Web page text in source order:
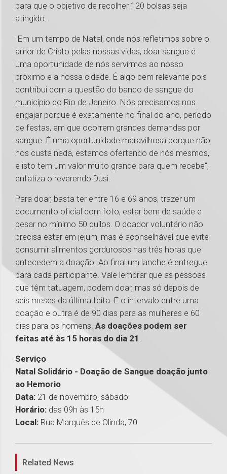
para que o objetivo de recolher 120 bolsas seja
atingido.
"Em um tempo de Natal, onde nós refletimos sobre o
amor de Cristo pelas nossas vidas, doar sangue é
uma oportunidade de nós servirmos ao nosso
próximo e a nossa cidade. É algo bem relevante pois
contribui com a questão do banco de sangue do
município do Rio de Janeiro. Nós precisamos nos
engajar porque é exatamente no final do ano, período
de festas, em que ocorrem grandes demandas por
sangue. É uma oportunidade maravilhosa porque não
nos custa nada, estamos ofertando de nós mesmos,
e isto tem um valor muito grande para quem recebe",
enfatiza o reverendo Dusi.
Para doar, basta ter entre 16 e 69 anos, trazer um
documento oficial com foto, estar bem de saúde e
pesar no mínimo 50 quilos. O doador voluntário não
precisa estar em jejum, mas é aconselhável que evite
consumir alimentos gordurosos nas três horas que
antecedem a doação. Ao final um lanche é entregue
para cada participante. Vale lembrar que as pessoas
que têm tatuagem, podem doar, mas só depois de
seis meses da última feita. E o intervalo entre uma
doação e outra é de 90 dias para as mulheres e 60
dias para os homens. As doações podem ser
feitas até às 15 horas do dia 21 .
Serviço
Natal Solidário - Doação de Sangue doação junto
ao Hemorio
Data: 21 de novembro, sábado
Horário: das 09h às 15h
Local: Rua Marquês de Olinda, 70
1
Related News